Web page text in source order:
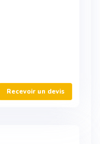
Recevoir un devis